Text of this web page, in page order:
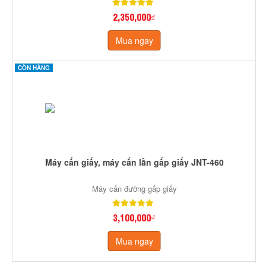
2,350,000₫
Mua ngay
CÒN HÀNG
Máy cấn giấy, máy cấn lằn gấp giấy JNT-460
Máy cấn đường gấp giấy
3,100,000₫
Mua ngay